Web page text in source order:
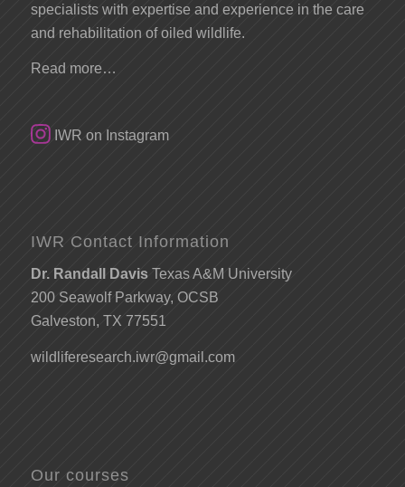
specialists with expertise and experience in the care
and rehabilitation of oiled wildlife.
Read more…
IWR on Instagram
IWR Contact Information
Dr. Randall DavisTexas A&M University
200 Seawolf Parkway, OCSB
Galveston, TX 77551
wildliferesearch.iwr@gmail.com
Our courses